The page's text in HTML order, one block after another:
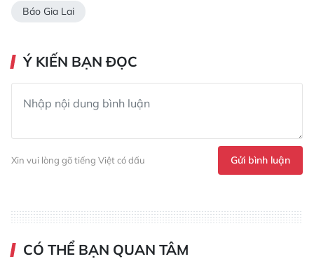
Báo Gia Lai
Ý KIẾN BẠN ĐỌC
Xin vui lòng gõ tiếng Việt có dấu Gửi bình luận
CÓ THỂ BẠN QUAN TÂM